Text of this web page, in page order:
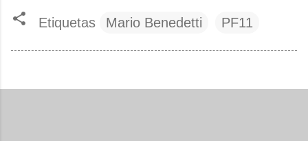
Etiquetas Mario Benedetti PF11